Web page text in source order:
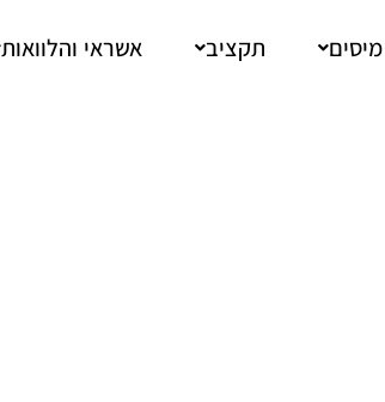
מיסים תקציב אשראי והלוואות